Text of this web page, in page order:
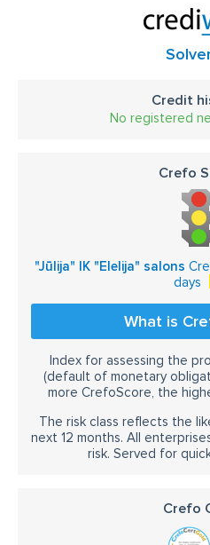
Credit
No registered
Crefo
"Jūlija" IK "Elelija" salons
days
What is
Index for assessing the
(default of monetary
more CrefoScore, the
The risk class reflects the
next 12 months. All
risk. Served for
Crefo